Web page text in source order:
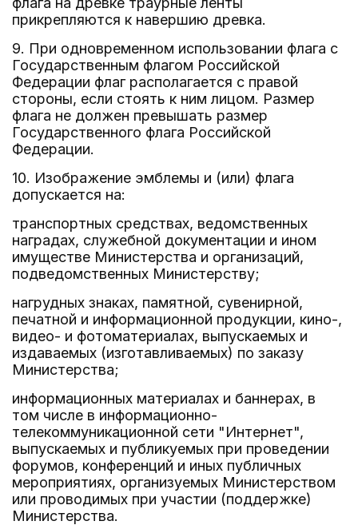
прикрепляются к навершию древка.
9. При одновременном использовании флага с
Государственным флагом Российской
Федерации флаг располагается с правой
стороны, если стоять к ним лицом. Размер
флага не должен превышать размер
Государственного флага Российской
Федерации.
10. Изображение эмблемы и (или) флага
допускается на:
транспортных средствах, ведомственных
наградах, служебной документации и ином
имуществе Министерства и организаций,
подведомственных Министерству;
нагрудных знаках, памятной, сувенирной,
печатной и информационной продукции, кино-,
видео- и фотоматериалах, выпускаемых и
издаваемых (изготавливаемых) по заказу
Министерства;
информационных материалах и баннерах, в
том числе в информационно-
телекоммуникационной сети "Интернет",
выпускаемых и публикуемых при проведении
форумов, конференций и иных публичных
мероприятиях, организуемых Министерством
или проводимых при участии (поддержке)
Министерства.